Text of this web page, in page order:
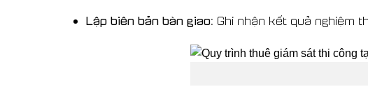
Lập biên bản bàn giao: Ghi nhận kết quả nghiệm